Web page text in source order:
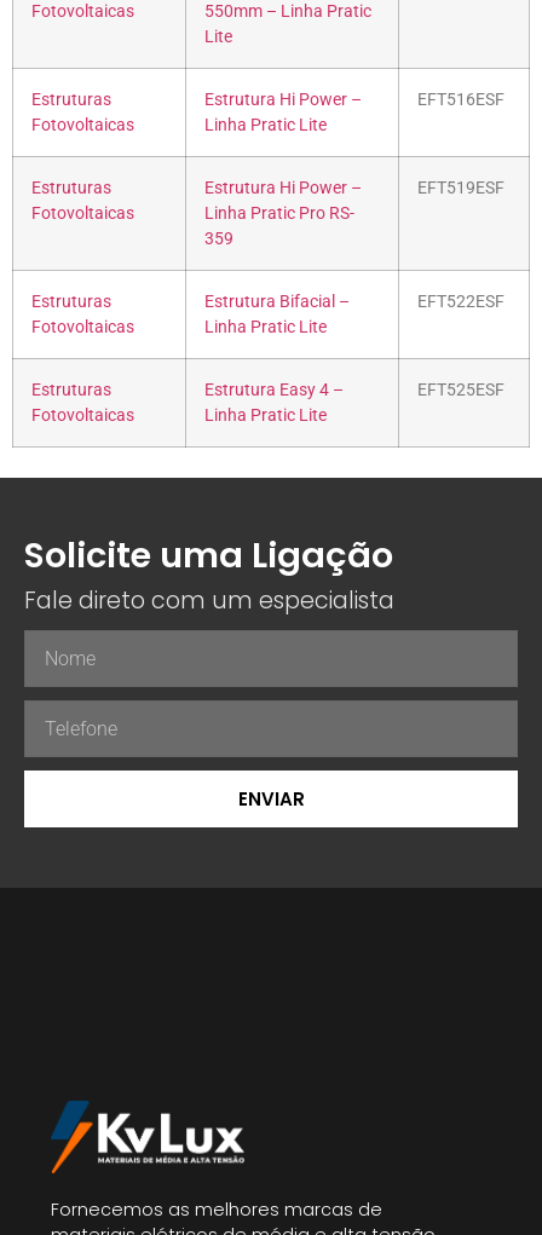
Fotovoltaicas
550mm – Linha Pratic
Lite
Estruturas
Fotovoltaicas
Estrutura Hi Power –
Linha Pratic Lite
EFT516ESF
Estruturas
Fotovoltaicas
Estrutura Hi Power –
Linha Pratic Pro RS-
359
EFT519ESF
Estruturas
Fotovoltaicas
Estrutura Bifacial –
Linha Pratic Lite
EFT522ESF
Estruturas
Fotovoltaicas
Estrutura Easy 4 –
Linha Pratic Lite
EFT525ESF
Solicite uma Ligação
Fale direto com um especialista
ENVIAR
Fornecemos as melhores marcas de